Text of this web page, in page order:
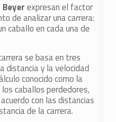
Beyerexpresan el factor
de analizar una carrera:
caballo en cada una de
se basa en tres
distancia y la velocidad
conocido como la
caballos perdedores,
con las distancias
de la carrera.